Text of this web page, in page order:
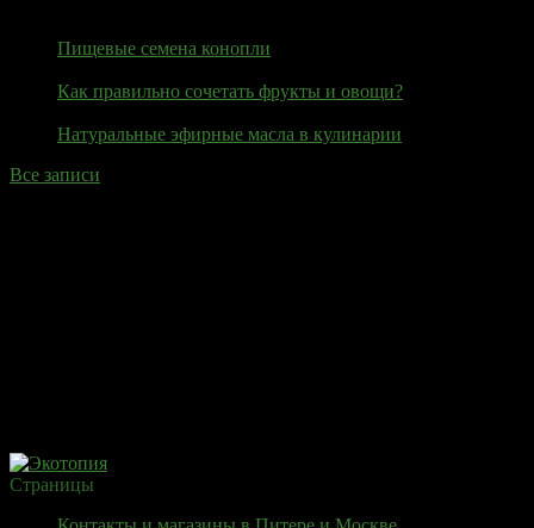
Пищевые семена конопли
Как правильно сочетать фрукты и овощи?
Натуральные эфирные масла в кулинарии
Все записи
Страницы